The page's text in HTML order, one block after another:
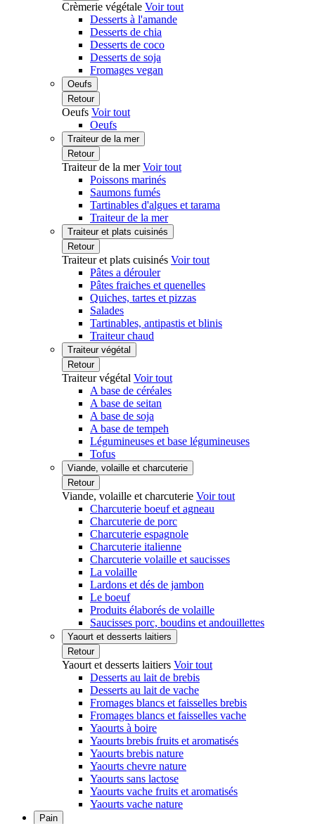
Crèmerie végétale Voir tout
Desserts à l'amande
Desserts de chia
Desserts de coco
Desserts de soja
Fromages vegan
Oeufs
Retour
Oeufs Voir tout
Oeufs
Traiteur de la mer
Retour
Traiteur de la merVoir tout
Poissons marinés
Saumons fumés
Tartinables d'algues et tarama
Traiteur de la mer
Traiteur et plats cuisinés
Retour
Traiteur et plats cuisinés Voir tout
Pâtes a dérouler
Pâtes fraiches et quenelles
Quiches, tartes et pizzas
Salades
Tartinables, antipastis et blinis
Traiteur chaud
Traiteur végétal
Retour
Traiteur végétal Voir tout
A base de céréales
A base de seitan
A base de soja
A base de tempeh
Légumineuses et base légumineuses
Tofus
Viande, volaille et charcuterie
Retour
Viande, volaille et charcuterie Voir tout
Charcuterie boeuf et agneau
Charcuterie de porc
Charcuterie espagnole
Charcuterie italienne
Charcuterie volaille et saucisses
La volaille
Lardons et dés de jambon
Le boeuf
Produits élaborés de volaille
Saucisses porc, boudins et andouillettes
Yaourt et desserts laitiers
Retour
Yaourt et desserts laitiers Voir tout
Desserts au lait de brebis
Desserts au lait de vache
Fromages blancs et faisselles brebis
Fromages blancs et faisselles vache
Yaourts à boire
Yaourts brebis fruits et aromatisés
Yaourts brebis nature
Yaourts chevre nature
Yaourts sans lactose
Yaourts vache fruits et aromatisés
Yaourts vache nature
Pain